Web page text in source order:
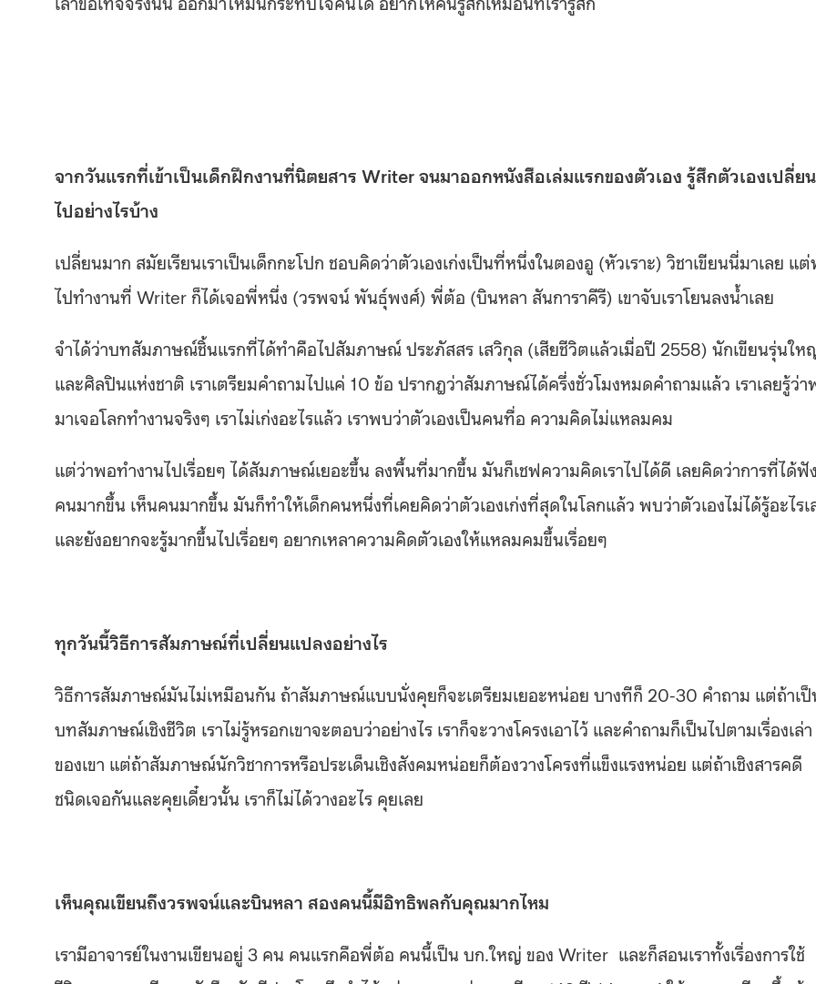
จากวันแรกที่เข้าเป็นเด็กฝึกงานที่นิตยสาร Writer จนมาออกหนังสือเล่มแรกของตัวเอง รู้สึกตัวเองเปลี่ยน
ไปอย่างไรบ้าง
เปลี่ยนมาก สมัยเรียนเราเป็นเด็กกะโปก ชอบคิดว่าตัวเองเก่งเป็นที่หนึ่งในตองอู (หัวเราะ) วิชาเขียนนี่มาเลย แ
ไปทำงานที่ Writer ก็ได้เจอพี่หนึ่ง (วรพจน์ พันธุ์พงศ์) พี่ต้อ (บินหลา สันการาคีรี) เขาจับเราโยนลงน้ำเลย
จำได้ว่าบทสัมภาษณ์ชิ้นแรกที่ได้ทำคือไปสัมภาษณ์ ประภัสสร เสวิกุล (เสียชีวิตแล้วเมื่อปี 2558) นักเขียนรุ่นให
และศิลปินแห่งชาติ เราเตรียมคำถามไปแค่ 10 ข้อ ปรากฎว่าสัมภาษณ์ได้ครึ่งชั่วโมงหมดคำถามแล้ว เราเลยรู้ว่
มาเจอโลกทำงานจริงๆ เราไม่เก่งอะไรแล้ว เราพบว่าตัวเองเป็นคนทื่อ ความคิดไม่แหลมคม
แต่ว่าพอทำงานไปเรื่อยๆ ได้สัมภาษณ์เยอะขึ้น ลงพื้นที่มากขึ้น มันก็เชฟความคิดเราไปได้ดี เลยคิดว่าการที่ได้ฟั
คนมากขึ้น เห็นคนมากขึ้น มันก็ทำให้เด็กคนหนึ่งที่เคยคิดว่าตัวเองเก่งที่สุดในโลกแล้ว พบว่าตัวเองไม่ได้รู้อะไรเ
และยังอยากจะรู้มากขึ้นไปเรื่อยๆ อยากเหลาความคิดตัวเองให้แหลมคมขึ้นเรื่อยๆ
ทุกวันนี้วิธีการสัมภาษณ์ที่เปลี่ยนแปลงอย่างไร
วิธีการสัมภาษณ์มันไม่เหมือนกัน ถ้าสัมภาษณ์แบบนั่งคุยก็จะเตรียมเยอะหน่อย บางทีก็ 20-30 คำถาม แต่ถ้าเ
บทสัมภาษณ์เชิงชีวิต เราไม่รู้หรอกเขาจะตอบว่าอย่างไร เราก็จะวางโครงเอาไว้ และคำถามก็เป็นไปตามเรื่องเล่า
ของเขา แต่ถ้าสัมภาษณ์นักวิชาการหรือประเด็นเชิงสังคมหน่อยก็ต้องวางโครงที่แข็งแรงหน่อย แต่ถ้าเชิงสารคดี
ชนิดเจอกันและคุยเดี๋ยวนั้น เราก็ไม่ได้วางอะไร คุยเลย
เห็นคุณเขียนถึงวรพจน์และบินหลา สองคนนี้มีอิทธิพลกับคุณมากไหม
เรามีอาจารย์ในงานเขียนอยู่ 3 คน คนแรกคือพี่ต้อ คนนี้เป็น บก.ใหญ่ ของ Writer และก็สอนเราทั้งเรื่องการใช้